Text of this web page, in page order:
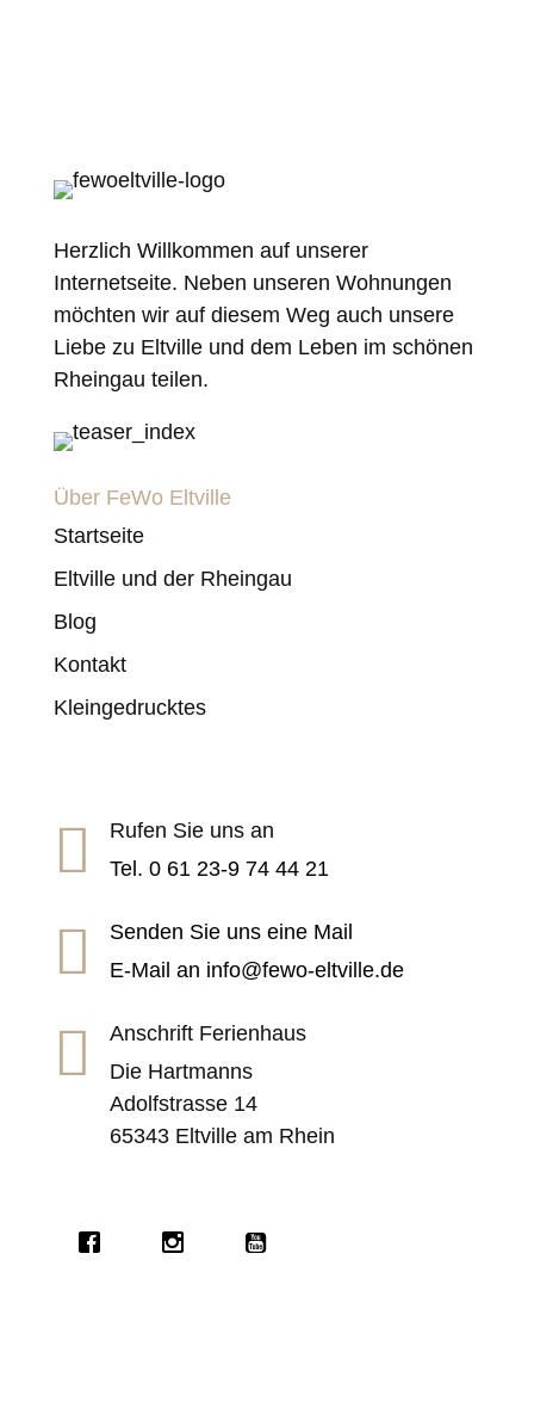
Herzlich Willkommen auf unserer
Internetseite. Neben unseren Wohnungen
möchten wir auf diesem Weg auch unsere
Liebe zu Eltville und dem Leben im schönen
Rheingau teilen.
Über FeWo Eltville
Startseite
Eltville und der Rheingau
Blog
Kontakt
Kleingedrucktes

Rufen Sie uns an
Tel. 0 61 23-9 74 44 21

Senden Sie uns eine Mail
E-Mail an info@fewo-eltville.de

Anschrift Ferienhaus
Die Hartmanns
Adolfstrasse 14
65343 Eltville am Rhein